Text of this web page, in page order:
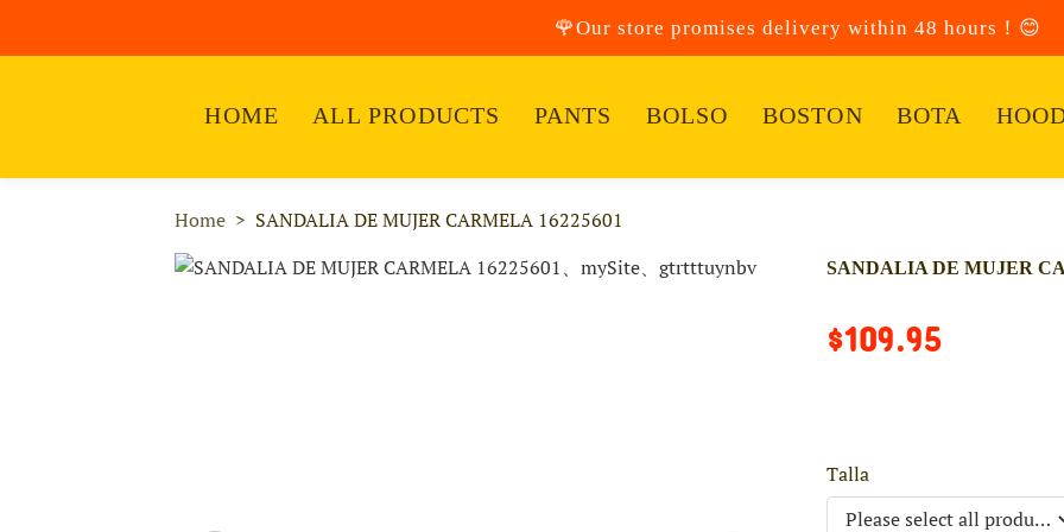
HOME ALL PRODUCTS PANTS BOLSO BOSTON BOTA
🌹Our store promises delivery within 48 hours！😊
Home SANDALIA DE MUJER CARMELA 16225601
SANDALIA DE MUJER
$109.95
Talla